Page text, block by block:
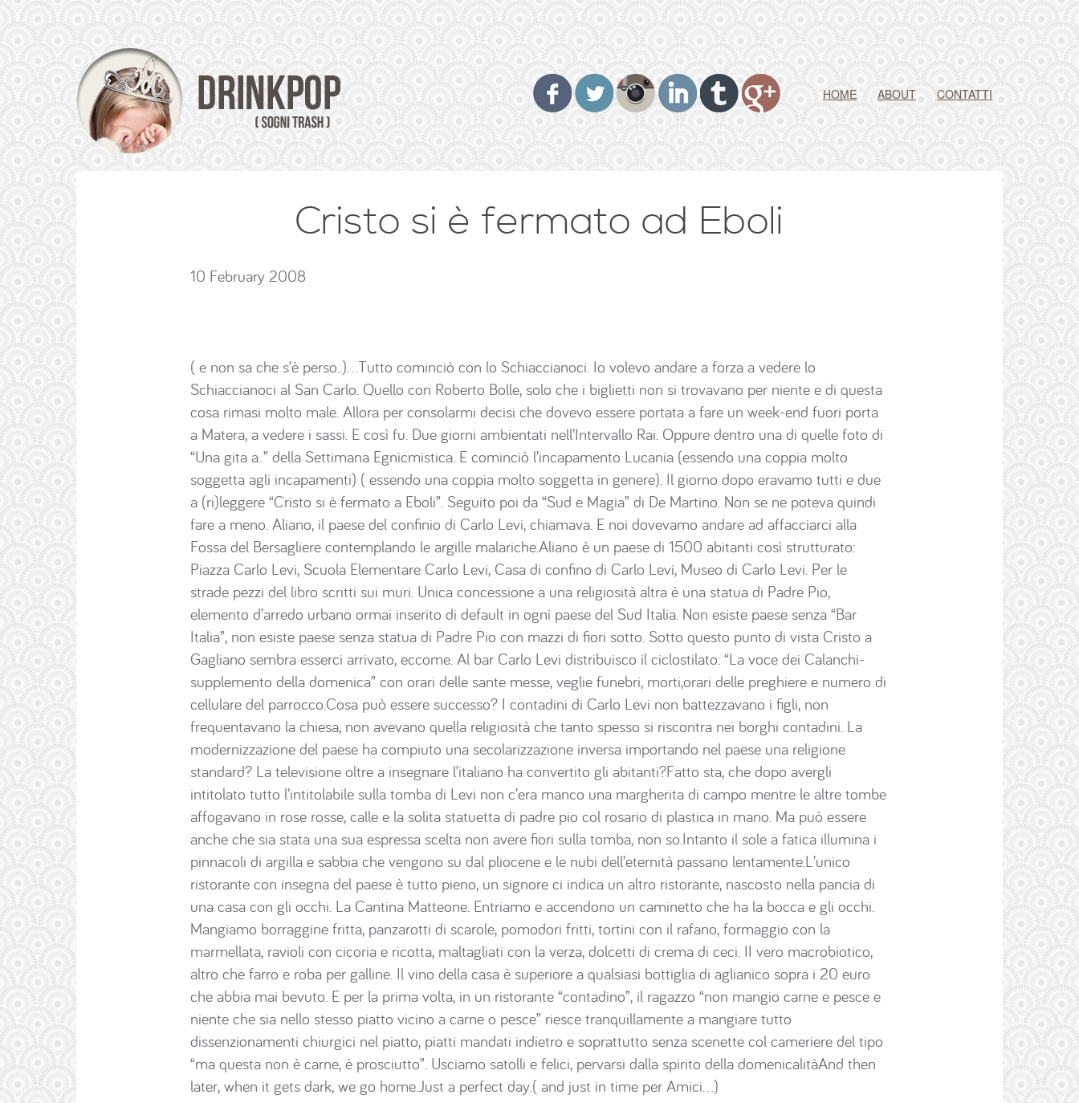
HOME ABOUT CONTATTI
Cristo si è fermato ad Eboli
10 February 2008
( e non sa che s’è perso..)…Tutto cominciò con lo Schiaccianoci. Io volevo andare a forza a vedere lo
Schiaccianoci al San Carlo. Quello con Roberto Bolle, solo che i biglietti non si trovavano per niente e di questa
cosa rimasi molto male. Allora per consolarmi decisi che dovevo essere portata a fare un week-end fuori porta
a Matera, a vedere i sassi. E così fu. Due giorni ambientati nell’Intervallo Rai. Oppure dentro una di quelle foto di
“Una gita a..” della Settimana Egnicmistica. E cominciò l’incapamento Lucania (essendo una coppia molto
soggetta agli incapamenti) ( essendo una coppia molto soggetta in genere). Il giorno dopo eravamo tutti e due
a (ri)leggere “Cristo si è fermato a Eboli”. Seguito poi da “Sud e Magia” di De Martino. Non se ne poteva quindi
fare a meno. Aliano, il paese del confinio di Carlo Levi, chiamava. E noi dovevamo andare ad affacciarci alla
Fossa del Bersagliere contemplando le argille malariche.Aliano è un paese di 1500 abitanti così strutturato:
Piazza Carlo Levi, Scuola Elementare Carlo Levi, Casa di confino di Carlo Levi, Museo di Carlo Levi. Per le
strade pezzi del libro scritti sui muri. Unica concessione a una religiosità altra è una statua di Padre Pio,
elemento d’arredo urbano ormai inserito di default in ogni paese del Sud Italia. Non esiste paese senza “Bar
Italia”, non esiste paese senza statua di Padre Pio con mazzi di fiori sotto. Sotto questo punto di vista Cristo a
Gagliano sembra esserci arrivato, eccome. Al bar Carlo Levi distribuisco il ciclostilato: “La voce dei Calanchi-
supplemento della domenica” con orari delle sante messe, veglie funebri, morti,orari delle preghiere e numero di
cellulare del parrocco.Cosa può essere successo? I contadini di Carlo Levi non battezzavano i figli, non
frequentavano la chiesa, non avevano quella religiosità che tanto spesso si riscontra nei borghi contadini. La
modernizzazione del paese ha compiuto una secolarizzazione inversa importando nel paese una religione
standard? La televisione oltre a insegnare l’italiano ha convertito gli abitanti?Fatto sta, che dopo avergli
intitolato tutto l’intitolabile sulla tomba di Levi non c’era manco una margherita di campo mentre le altre tombe
affogavano in rose rosse, calle e la solita statuetta di padre pio col rosario di plastica in mano. Ma può essere
anche che sia stata una sua espressa scelta non avere fiori sulla tomba, non so.Intanto il sole a fatica illumina i
pinnacoli di argilla e sabbia che vengono su dal pliocene e le nubi dell’eternità passano lentamente.L’unico
ristorante con insegna del paese è tutto pieno, un signore ci indica un altro ristorante, nascosto nella pancia di
una casa con gli occhi. La Cantina Matteone. Entriamo e accendono un caminetto che ha la bocca e gli occhi.
Mangiamo borraggine fritta, panzarotti di scarole, pomodori fritti, tortini con il rafano, formaggio con la
marmellata, ravioli con cicoria e ricotta, maltagliati con la verza, dolcetti di crema di ceci. II vero macrobiotico,
altro che farro e roba per galline. Il vino della casa è superiore a qualsiasi bottiglia di aglianico sopra i 20 euro
che abbia mai bevuto. E per la prima volta, in un ristorante “contadino”, il ragazzo “non mangio carne e pesce e
niente che sia nello stesso piatto vicino a carne o pesce” riesce tranquillamente a mangiare tutto
dissenzionamenti chiurgici nel piatto, piatti mandati indietro e soprattutto senza scenette col cameriere del tipo
“ma questa non è carne, è prosciutto”. Usciamo satolli e felici, pervarsi dalla spirito della domenicalitàAnd then
later, when it gets dark, we go home.Just a perfect day.( and just in time per Amici…)